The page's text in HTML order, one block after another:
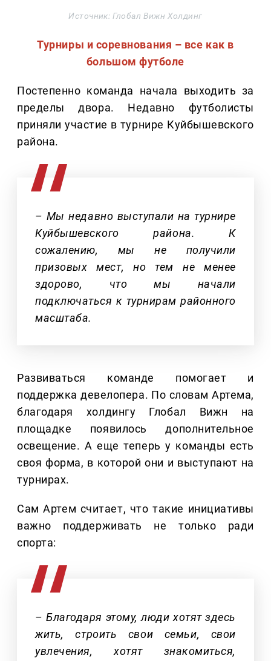
Источник: Глобал Вижн Холдинг
Турниры и соревнования – все как в
большом футболе
Постепенно команда начала выходить за
пределы двора. Недавно футболисты
приняли участие в турнире Куйбышевского
района.
– Мы недавно выступали на турнире
Куйбышевского района. К
сожалению, мы не получили
призовых мест, но тем не менее
здорово, что мы начали
подключаться к турнирам районного
масштаба.
Развиваться команде помогает и
поддержка девелопера. По словам Артема,
благодаря холдингу Глобал Вижн на
площадке появилось дополнительное
освещение. А еще теперь у команды есть
своя форма, в которой они и выступают на
турнирах.
Сам Артем считает, что такие инициативы
важно поддерживать не только ради
спорта:
– Благодаря этому, люди хотят здесь
жить, строить свои семьи, свои
увлечения, хотят знакомиться,